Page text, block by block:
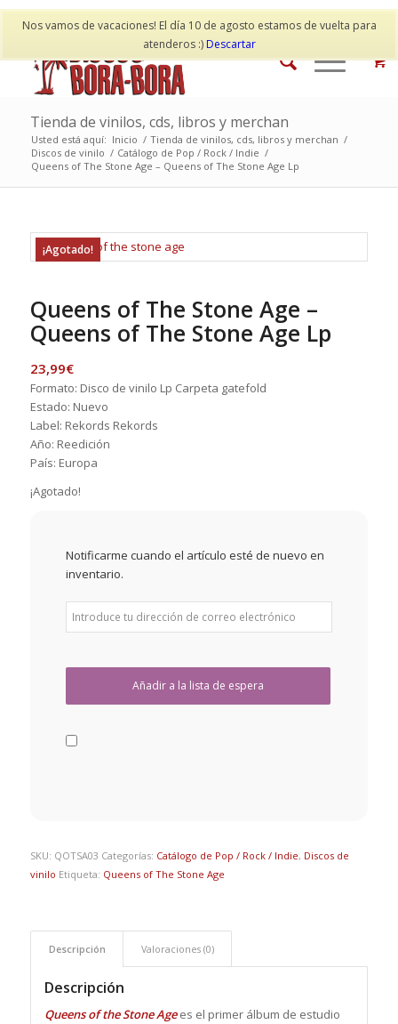
Nos vamos de vacaciones! El día 10 de agosto estamos de vuelta para
atenderos :)Descartar
Mi cuenta Contacto
Tienda de vinilos, cds, libros y merchan
Usted está aquí: Inicio / Tienda de vinilos, cds, libros y merchan /
Discos de vinilo / Catálogo de Pop / Rock / Indie /
Queens of The Stone Age – Queens of The Stone Age Lp
¡Agotado!
Queens of The Stone Age –
Queens of The Stone Age Lp
23,99€
Formato: Disco de vinilo Lp Carpeta gatefold
Estado: Nuevo
Label: Rekords Rekords
Año: Reedición
País: Europa
¡Agotado!
Notificarme cuando el artículo esté de nuevo en
inventario.
SKU: QOTSA03 Categorías: Catálogo de Pop / Rock / Indie, Discos de
vinilo Etiqueta: Queens of The Stone Age
Descripción Valoraciones (0)
Descripción
Queens of the Stone Agees el primer álbum de estudio